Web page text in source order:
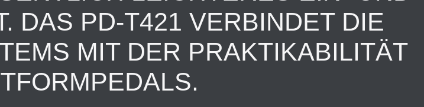
DAS PD-T421 VERBINDET DIE
MIT DER PRAKTIKABILITÄT